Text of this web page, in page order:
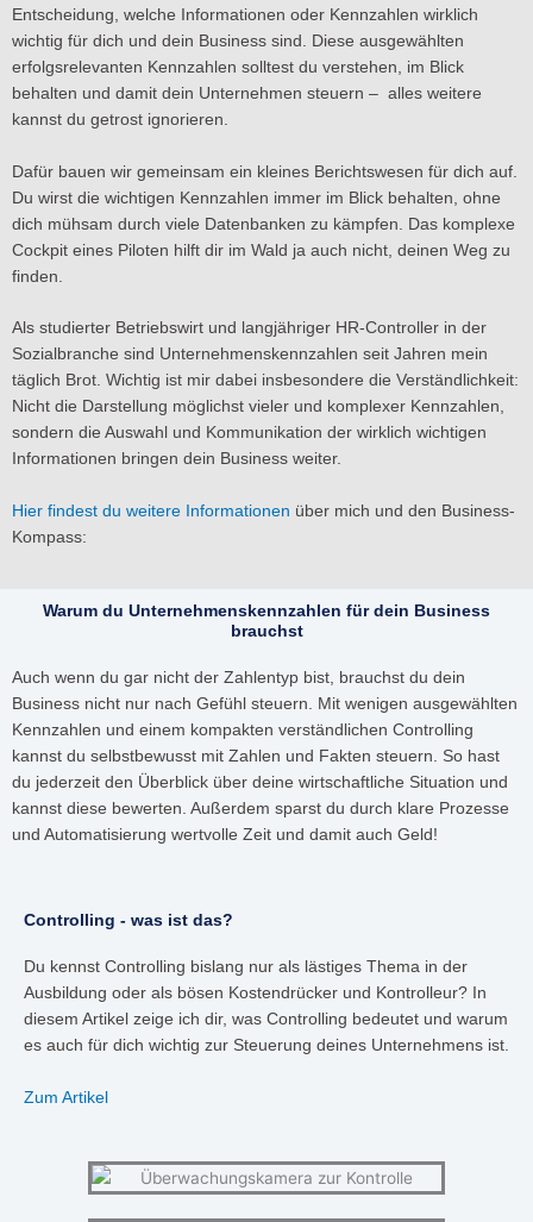
Entscheidung, welche Informationen oder Kennzahlen wirklich
wichtig für dich und dein Business sind. Diese ausgewählten
erfolgsrelevanten Kennzahlen solltest du verstehen, im Blick
behalten und damit dein Unternehmen steuern – alles weitere
kannst du getrost ignorieren.
Dafür bauen wir gemeinsam ein kleines Berichtswesen für dich auf.
Du wirst die wichtigen Kennzahlen immer im Blick behalten, ohne
dich mühsam durch viele Datenbanken zu kämpfen. Das komplexe
Cockpit eines Piloten hilft dir im Wald ja auch nicht, deinen Weg zu
finden.
Als studierter Betriebswirt und langjähriger HR-Controller in der
Sozialbranche sind Unternehmenskennzahlen seit Jahren mein
täglich Brot. Wichtig ist mir dabei insbesondere die Verständlichkeit:
Nicht die Darstellung möglichst vieler und komplexer Kennzahlen,
sondern die Auswahl und Kommunikation der wirklich wichtigen
Informationen bringen dein Business weiter.
Hier findest du weitere Informationen über mich und den Business-
Kompass:
Warum du Unternehmenskennzahlen für dein Business
brauchst
Auch wenn du gar nicht der Zahlentyp bist, brauchst du dein
Business nicht nur nach Gefühl steuern. Mit wenigen ausgewählten
Kennzahlen und einem kompakten verständlichen Controlling
kannst du selbstbewusst mit Zahlen und Fakten steuern. So hast
du jederzeit den Überblick über deine wirtschaftliche Situation und
kannst diese bewerten. Außerdem sparst du durch klare Prozesse
und Automatisierung wertvolle Zeit und damit auch Geld!
Controlling - was ist das?
Du kennst Controlling bislang nur als lästiges Thema in der
Ausbildung oder als bösen Kostendrücker und Kontrolleur? In
diesem Artikel zeige ich dir, was Controlling bedeutet und warum
es auch für dich wichtig zur Steuerung deines Unternehmens ist.
Zum Artikel